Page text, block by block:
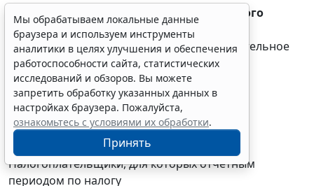
Страховые взносы в фонды медицинского
страхования:
Плательщики страховых взносов на обязательное
медицинское
страхование уплачивают ежемесячный
обязательный платеж за
февраль 2010 г.
Налог на прибыль организаций:
Налогоплательщики, для которых отчетным
периодом по налогу
Мы обрабатываем локальные данные
браузера и используем инструменты
аналитики в целях улучшения и обеспечения
работоспособности сайта, статистических
исследований и обзоров. Вы можете
запретить обработку указанных данных в
настройках браузера. Пожалуйста,
ознакомьтесь с условиями их обработки.
Принять